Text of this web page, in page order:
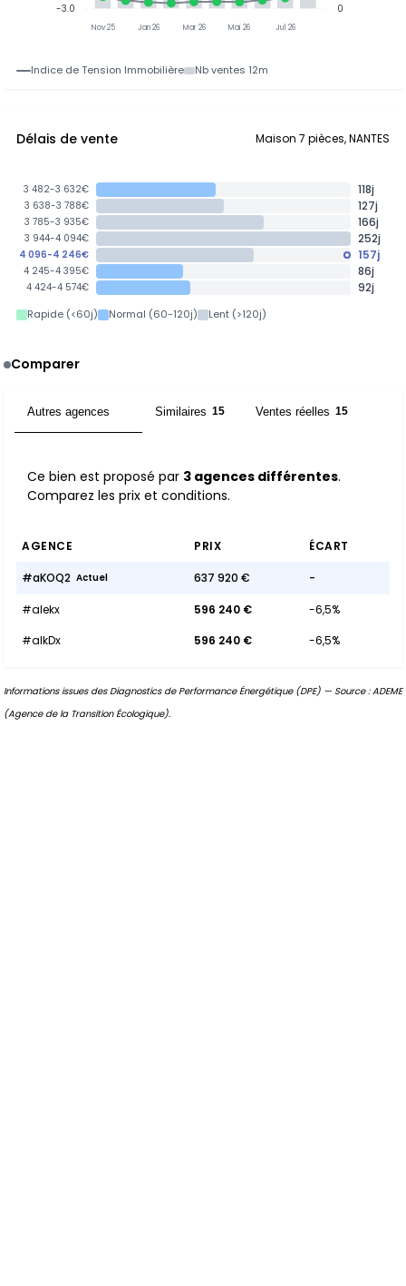
Nov 25 Jan 26 Mar 26 Mai 26 Jul 26
0
-3.0
Indice de Tension Immobilière Nb ventes 12m
Délais de vente Maison 7 pièces, NANTES
3 482-3 632€ 118j
3 638-3 788€ 127j
3 785-3 935€ 166j
3 944-4 094€ 252j
4 096-4 246€ 157j
4 245-4 395€ 86j
4 424-4 574€ 92j
Rapide (<60j) Normal (60-120j) Lent (>120j)
Comparer
Autres agences Similaires 15 Ventes réelles 15
Ce bien est proposé par 3 agences différentes.
Comparez les prix et conditions.
AGENCE PRIX ÉCART
#aKOQ2 Actuel 637 920 € -
#aIekx 596 240 €
-6,5%
#aIkDx
596 240 € -6,5%
Informations issues des Diagnostics de Performance Énergétique (DPE) — Source : ADEME
(Agence de la Transition Écologique).